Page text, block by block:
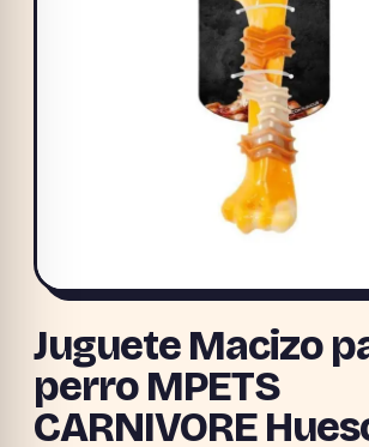
Juguete Macizo
perro MPETS
CARNIVORE